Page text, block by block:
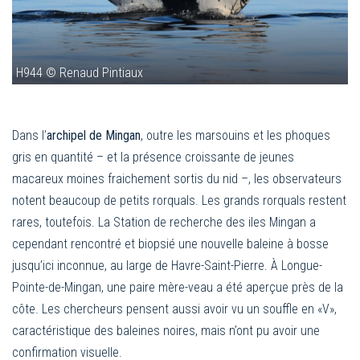
H944 © Renaud Pintiaux
Dans l’archipel de Mingan, outre les marsouins et les phoques
gris en quantité – et la présence croissante de jeunes
macareux moines fraichement sortis du nid –, les observateurs
notent beaucoup de petits rorquals. Les grands rorquals restent
rares, toutefois. La Station de recherche des iles Mingan a
cependant rencontré et biopsié une nouvelle baleine à bosse
jusqu’ici inconnue, au large de Havre-Saint-Pierre. À Longue-
Pointe-de-Mingan, une paire mère-veau a été aperçue près de la
côte. Les chercheurs pensent aussi avoir vu un souffle en «V»,
caractéristique des baleines noires, mais n’ont pu avoir une
confirmation visuelle.